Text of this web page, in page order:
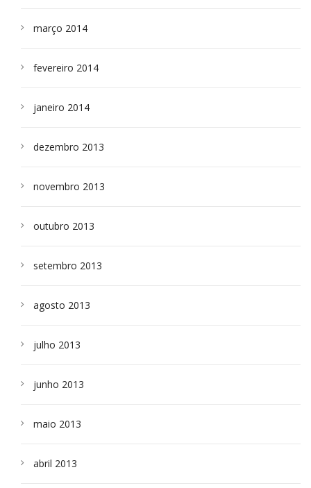
março 2014
fevereiro 2014
janeiro 2014
dezembro 2013
novembro 2013
outubro 2013
setembro 2013
agosto 2013
julho 2013
junho 2013
maio 2013
abril 2013